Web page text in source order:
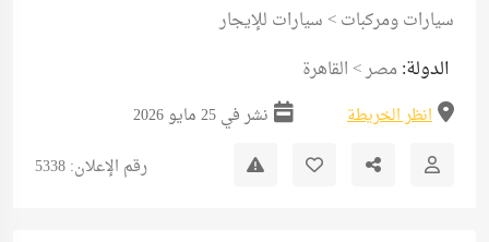
سيارات ومركبات> سيارات للإيجار
الدولة: مصر> القاهرة
انظر الخريطة
نشر في 25 مايو 2026
رقم الإعلان: 5338